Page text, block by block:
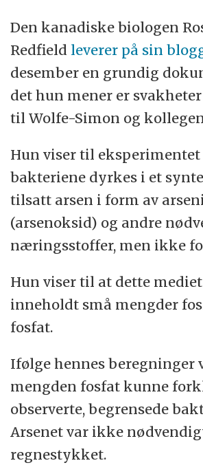
Den kanadiske biologen
Redfield leverer på sin
desember en grundig
det hun mener er
til Wolfe-Simon og
Hun viser til
bakteriene dyrkes i et
tilsatt arsen i form av
(arsenoksid) og andre
næringsstoffer, men ikke
Hun viser til at dette
inneholdt små mengder
fosfat.
Ifølge hennes beregninger
mengden fosfat kunne
observerte, begrensede
Arsenet var ikke
regnestykket.